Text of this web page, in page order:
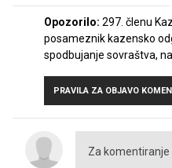
Opozorilo: 297. členu
posameznik kazensko
spodbujanje sovraštva,
PRAVILA ZA OBJAVO